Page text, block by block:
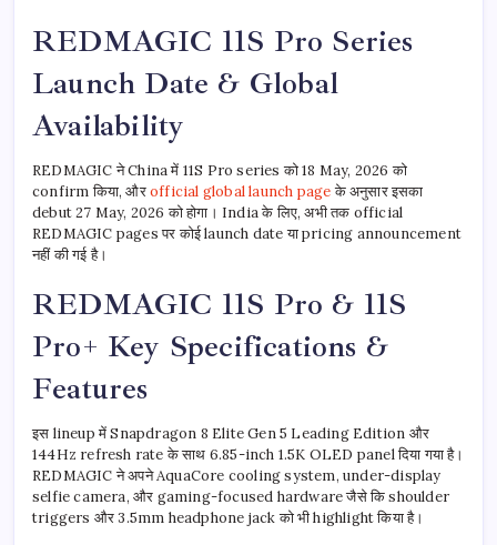
REDMAGIC 11S Pro Series
Launch Date & Global
Availability
REDMAGIC ने China में 11S Pro series को 18 May, 2026 को
confirm किया, औरofficial global launch pageके अनुसार इसका
debut 27 May, 2026 को होगा। India के लिए, अभी तक official
REDMAGIC pages पर कोई launch date या pricing announcement
नहीं की गई है।
REDMAGIC 11S Pro & 11S
Pro+ Key Specifications &
Features
इस lineup में Snapdragon 8 Elite Gen 5 Leading Edition और
144Hz refresh rate के साथ 6.85-inch 1.5K OLED panel दिया गया है।
REDMAGIC ने अपने AquaCore cooling system, under-display
selfie camera, और gaming-focused hardware जैसे कि shoulder
triggers और 3.5mm headphone jack को भी highlight किया है।